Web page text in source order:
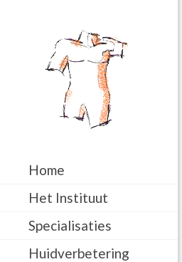
Home
Het Instituut
Specialisaties
Huidverbetering